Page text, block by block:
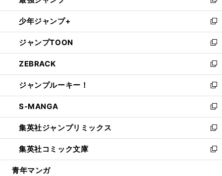
ウ
で
開
く
ン
ド
ウ
で
開
く
ウ
ィ
ン
ド
ウ
で
開
く
新
し
い
ウ
ィ
ン
ド
ウ
で
開
く
少年ジャンプ+
新
し
い
ウ
ィ
ン
ド
ウ
で
開
く
ジャンプTOON
新
し
い
ウ
ィ
ン
ド
ウ
で
開
く
ZEBRACK
新
し
い
ウ
ィ
ン
ド
ウ
で
開
ジャンプルーキー！
新
し
い
ウ
ィ
ン
ド
ウ
S-MANGA
新
し
い
ウ
ィ
ン
集英社ジャンプリミックス
新
し
い
ウ
集英社コミック文庫
新
し
青年マンガ